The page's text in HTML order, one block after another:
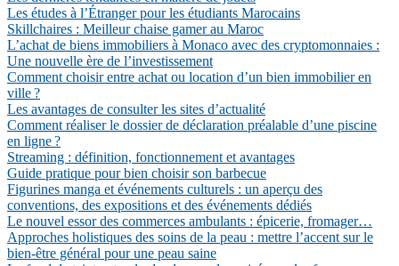
Les études à l’Étranger pour les étudiants Marocains
Skillchaires : Meilleur chaise gamer au Maroc
L’achat de biens immobiliers à Monaco avec des cryptomonnaies :
Une nouvelle ère de l’investissement
Comment choisir entre achat ou location d’un bien immobilier en
ville ?
Les avantages de consulter les sites d’actualité
Comment réaliser le dossier de déclaration préalable d’une piscine
en ligne ?
Streaming : définition, fonctionnement et avantages
Guide pratique pour bien choisir son barbecue
Figurines manga et événements culturels : un aperçu des
conventions, des expositions et des événements dédiés
Le nouvel essor des commerces ambulants : épicerie, fromager…
Approches holistiques des soins de la peau : mettre l’accent sur le
bien-être général pour une peau saine